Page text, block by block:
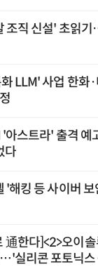
조직 신설' 초읽
LLM' 사업 한화
'아스트라' 출격
다
'해킹 등 사이버
通한다]<2>오이
실리콘 포토닉